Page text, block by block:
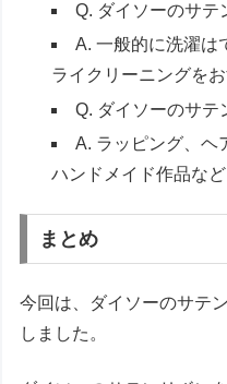
Q. ダイソーのサテ
A. 一般的に洗濯は
ライクリーニングをお
Q. ダイソーのサテ
A. ラッピング、ヘ
ハンドメイド作品な
まとめ
今回は、ダイソーのサテ
しました。